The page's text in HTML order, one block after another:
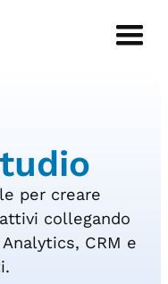
per creare
collegando
CRM e